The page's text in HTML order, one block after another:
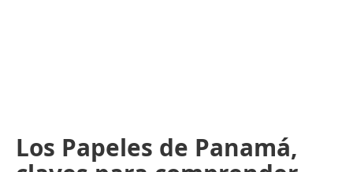
Los Papeles de Panamá,